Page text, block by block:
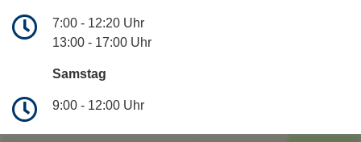
7:00 - 12:20 Uhr
13:00 - 17:00 Uhr
Samstag
9:00 - 12:00 Uhr